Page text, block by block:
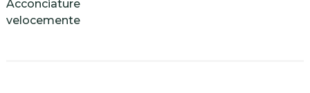
Acconciature
velocemente